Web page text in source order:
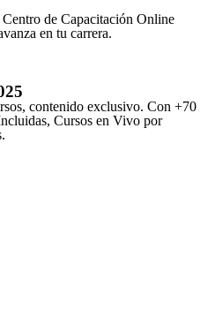
Centro de Capacitación Online
en tu carrera.
contenido exclusivo. Con +70
Cursos en Vivo por